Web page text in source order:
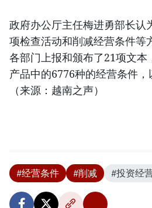
政府办公厅主任梅进勇部长认
项检查活动和削减经营条件等
各部门上报和颁布了21项文本
产品中的6776种的经营条件
（来源：越南之声）
#经营条件 #削减 #投资经